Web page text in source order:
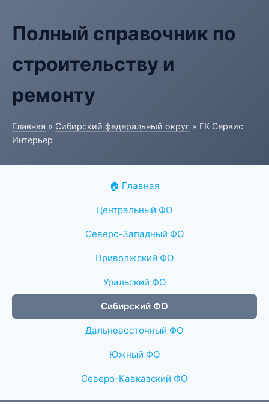
Полный справочник по
строительству и
ремонту
Главная » Сибирский федеральный округ » ГК Сервис
Интерьер
🏠 Главная
Центральный ФО
Северо-Западный ФО
Приволжский ФО
Уральский ФО
Сибирский ФО
Дальневосточный ФО
Южный ФО
Северо-Кавказский ФО